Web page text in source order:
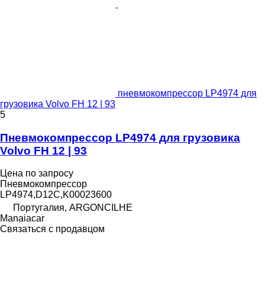
пневмокомпрессор LP4974 для
грузовика Volvo FH 12 | 93
5
Пневмокомпрессор LP4974 для грузовика
Volvo FH 12 | 93
Цена по запросу
Пневмокомпрессор
LP4974,D12C,K00023600
Португалия, ARGONCILHE
Manaiacar
Связаться с продавцом